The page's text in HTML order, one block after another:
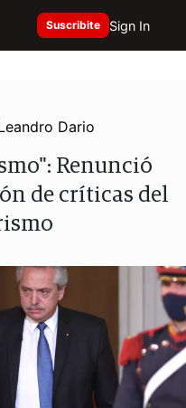
Suscribite Sign In
Dario
Renunció
de críticas del